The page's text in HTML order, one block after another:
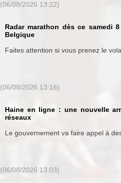
(06/08/2026 13:22)
Radar marathon dès ce samedi
Belgique
Faites attention si vous prenez le
(06/08/2026 13:16)
Haine en ligne : une nouvelle
réseaux
Le gouvernement va faire appel à
(06/08/2026 13:03)